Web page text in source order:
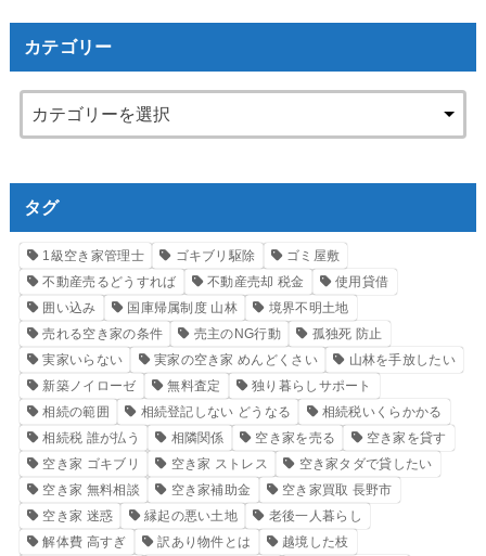
カテゴリー
タグ
1級空き家管理士 ゴキブリ駆除
ゴミ屋敷
不動産売るどうすれば
不動産売却 税金
使用貸借
囲い込み
国庫帰属制度 山林
境界不明土地
売れる空き家の条件
売主のNG行動
孤独死 防止
実家いらない
実家の空き家 めんどくさい
山林を手放したい
新築ノイローゼ
無料査定
独り暮らしサポート
相続の範囲
相続登記しない どうなる
相続税いくらかかる
相続税 誰が払う
相隣関係 空き家を売る
空き家を貸す
空き家 ゴキブリ
空き家 ストレス
空き家タダで貸したい
空き家 無料相談
空き家補助金
空き家買取 長野市
空き家 迷惑
縁起の悪い土地
老後一人暮らし
解体費 高すぎ
訳あり物件とは 越境した枝